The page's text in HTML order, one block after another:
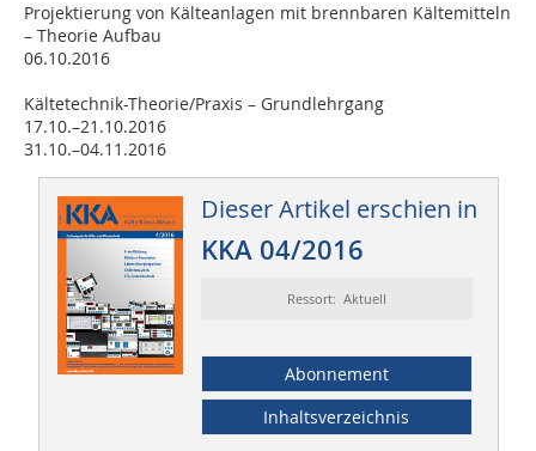
Projektierung von Kälteanlagen mit brennbaren Kältemitteln
– Theorie Aufbau
06.10.2016
Kältetechnik-Theorie/Praxis – Grundlehrgang
17.10.–21.10.2016
31.10.–04.11.2016
Dieser Artikel erschien in
KKA 04/2016
Ressort: Aktuell
Abonnement
Inhaltsverzeichnis